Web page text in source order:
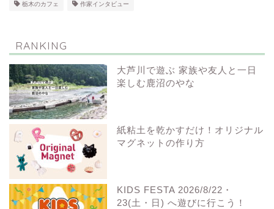
栃木のカフェ 作家インタビュー
RANKING
大芦川で遊ぶ 家族や友人と一日
楽しむ鹿沼のやな
紙粘土を乾かすだけ！オリジナル
マグネットの作り方
KIDS FESTA 2026/8/22・
23(土・日) へ遊びに行こう！